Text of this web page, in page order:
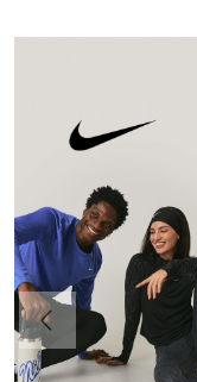
Föregående